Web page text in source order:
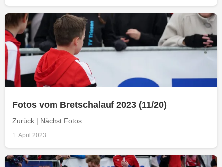
Fotos vom Bretschalauf 2023 (11/20)
Zurück | Nächst Fotos
1. April 2023